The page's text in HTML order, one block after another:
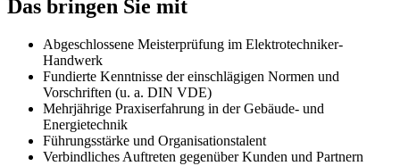
Das bringen Sie mit
Abgeschlossene Meisterprüfung im Elektrotechniker-
Handwerk
Fundierte Kenntnisse der einschlägigen Normen und
Vorschriften (u. a. DIN VDE)
Mehrjährige Praxiserfahrung in der Gebäude- und
Energietechnik
Führungsstärke und Organisationstalent
Verbindliches Auftreten gegenüber Kunden und Partnern